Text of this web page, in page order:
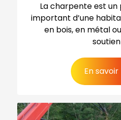
La charpente est
important d’une
en bois, en métal
En